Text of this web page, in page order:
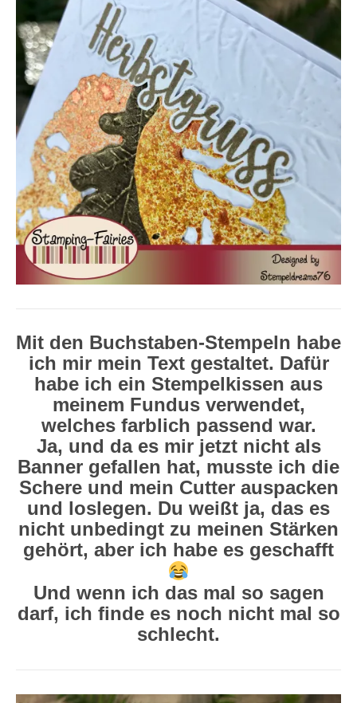
Mit den Buchstaben-Stempeln habe
ich mir mein Text gestaltet. Dafür
habe ich ein Stempelkissen aus
meinem Fundus verwendet,
welches farblich passend war.
Ja, und da es mir jetzt nicht als
Banner gefallen hat, musste ich die
Schere und mein Cutter auspacken
und loslegen. Du weißt ja, das es
nicht unbedingt zu meinen Stärken
gehört, aber ich habe es geschafft
Und wenn ich das mal so sagen
darf, ich finde es noch nicht mal so
schlecht.